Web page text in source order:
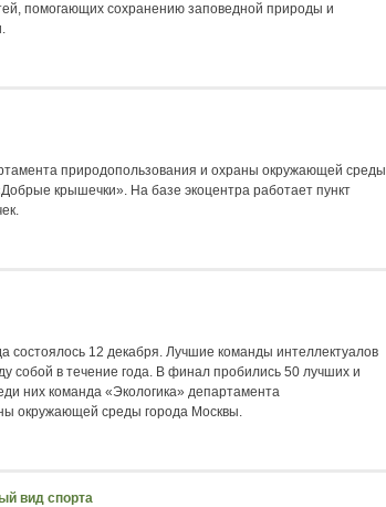
помогающих сохранению заповедной природы и
природопользования и охраны окружающей среды
крышечки». На базе экоцентра работает пункт
состоялось 12 декабря. Лучшие команды интеллектуалов
собой в течение года. В финал пробились 50 лучших и
них команда «Экологика» департамента
окружающей среды города Москвы.
вид спорта